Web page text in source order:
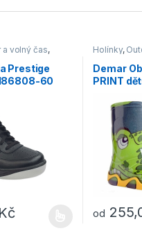
na stránce produktu
a volný čas,
Prestige
60
Kč
má více variant. Možnosti lze
Holínky,
Demar
PRINT
od